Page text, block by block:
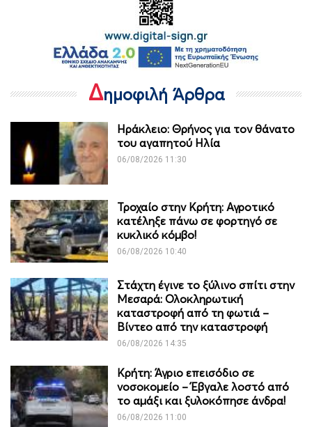
Δημοφιλή Άρθρα
Ηράκλειο: Θρήνος για τον θάνατο
του αγαπητού Ηλία
06/08/2026 11:30
Τροχαίο στην Κρήτη: Αγροτικό
κατέληξε πάνω σε φορτηγό σε
κυκλικό κόμβο!
06/08/2026 10:40
Στάχτη έγινε το ξύλινο σπίτι στην
Μεσαρά: Ολοκληρωτική
καταστροφή από τη φωτιά –
Βίντεο από την καταστροφή
06/08/2026 14:35
Κρήτη: Άγριο επεισόδιο σε
νοσοκομείο – Έβγαλε λοστό από
το αμάξι και ξυλοκόπησε άνδρα!
06/08/2026 11:00